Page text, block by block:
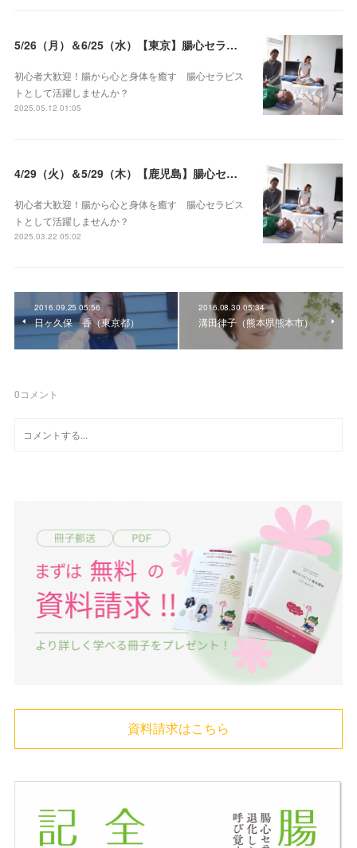
5/26（月）＆6/25（水）【東京】腸心セラピスト養成コース《２日間コース》開講決定
初心者大歓迎！腸から心と身体を癒す 腸心セラピス
トとして活躍しませんか？
2025.05.12 01:05
4/29（火）＆5/29（木）【鹿児島】腸心セラピスト養成コース《２日間コース》開講決定
初心者大歓迎！腸から心と身体を癒す 腸心セラピス
トとして活躍しませんか？
2025.03.22 05:02
2016.09.25 05:56
日ヶ久保 香（東京都）
2016.08.30 05:34
溝田律子（熊本県熊本市）
0コメント
資料請求はこちら